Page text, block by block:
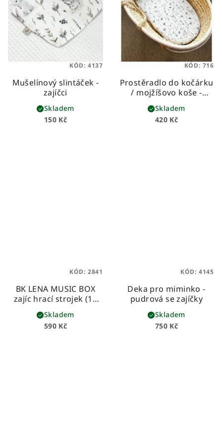
Mušelínový slintáček -
zajíčci
150 Kč
Skladem
KÓD: 4137
Prostěradlo do kočárku
/ mojžíšovo koše -
zajíčci
prémiové bavlny
420 Kč
Skladem
KÓD: 716
BK LENA MUSIC BOX
zajíc hrací strojek (15
cm) s dárkovým boxem
NOVINKA Bukowski
Design
590 Kč
Skladem
KÓD: 2841
Deka pro miminko -
pudrová se zajíčky
750 Kč
Skladem
KÓD: 4145